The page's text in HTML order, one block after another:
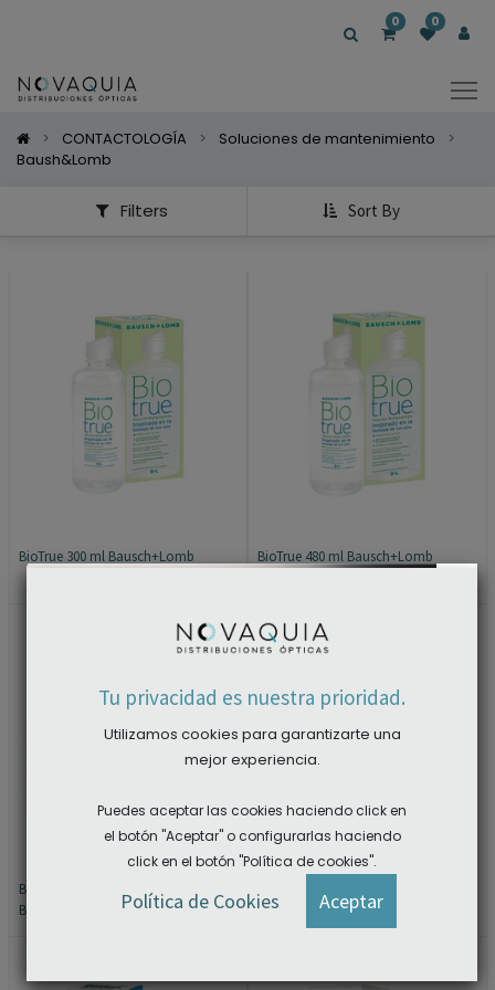
0 0
CONTACTOLOGÍA
Soluciones de mantenimiento
Baush&Lomb
Filters Sort By
Mostrar
BioTrue 300 ml Bausch+Lomb BioTrue 480 ml Bausch+Lomb
BioTrue Flight Pack 2 x 100 ml
Bausch+Lomb
Tu privacidad es nuestra prioridad.
Utilizamos cookies para garantizarte una
mejor experiencia.
Puedes aceptar las cookies haciendo click en
el botón "Aceptar" o configurarlas haciendo
click en el botón "Política de cookies".
Política de Cookies Aceptar